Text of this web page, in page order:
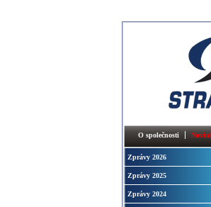
O společnosti
Zprávy 2026
Zprávy 2025
Zprávy 2024